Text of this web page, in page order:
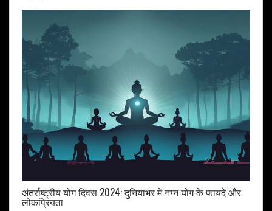
अंतर्राष्ट्रीय योग दिवस 2024: दुनियाभर में नग्न योग के फायदे और
लोकप्रियता